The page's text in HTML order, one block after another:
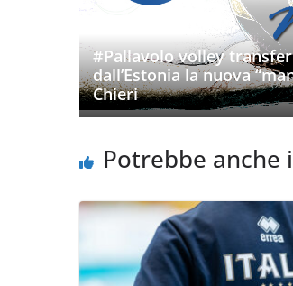
#Pallavolo volley transfer
dall’Estonia la nuova
Chieri
Potrebbe anche